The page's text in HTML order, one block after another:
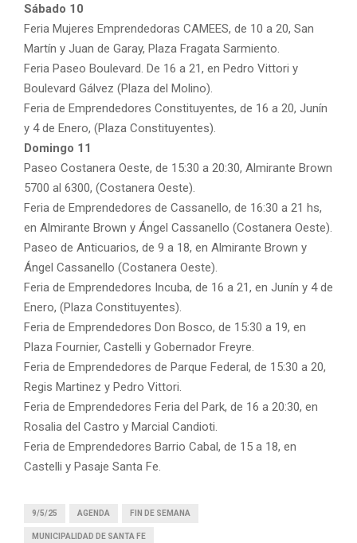
Sábado 10
Feria Mujeres Emprendedoras CAMEES, de 10 a 20, San
Martín y Juan de Garay, Plaza Fragata Sarmiento.
Feria Paseo Boulevard. De 16 a 21, en Pedro Vittori y
Boulevard Gálvez (Plaza del Molino).
Feria de Emprendedores Constituyentes, de 16 a 20, Junín
y 4 de Enero, (Plaza Constituyentes).
Domingo 11
Paseo Costanera Oeste, de 15:30 a 20:30, Almirante Brown
5700 al 6300, (Costanera Oeste).
Feria de Emprendedores de Cassanello, de 16:30 a 21 hs,
en Almirante Brown y Ángel Cassanello (Costanera Oeste).
Paseo de Anticuarios, de 9 a 18, en Almirante Brown y
Ángel Cassanello (Costanera Oeste).
Feria de Emprendedores Incuba, de 16 a 21, en Junín y 4 de
Enero, (Plaza Constituyentes).
Feria de Emprendedores Don Bosco, de 15:30 a 19, en
Plaza Fournier, Castelli y Gobernador Freyre.
Feria de Emprendedores de Parque Federal, de 15:30 a 20,
Regis Martinez y Pedro Vittori.
Feria de Emprendedores Feria del Park, de 16 a 20:30, en
Rosalia del Castro y Marcial Candioti.
Feria de Emprendedores Barrio Cabal, de 15 a 18, en
Castelli y Pasaje Santa Fe.
9/5/25 AGENDA FIN DE SEMANA
MUNICIPALIDAD DE SANTA FE